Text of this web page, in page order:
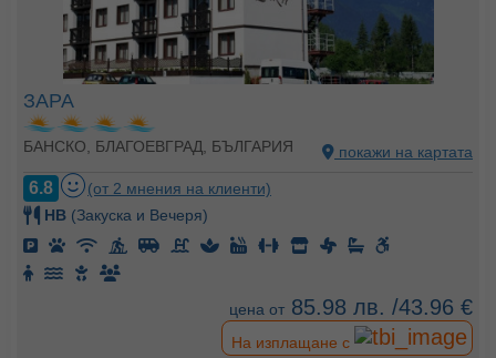
ЗАРА
БАНСКО, БЛАГОЕВГРАД, БЪЛГАРИЯ покажи на картата
6.8
(от 2 мнения на клиенти)
HB (Закуска и Вечеря)
цена от 85.98 лв. /43.96 €
На изплащане с